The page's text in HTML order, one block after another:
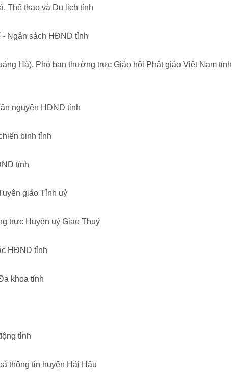
Thể thao và Du lịch tỉnh
Ngân sách HĐND tỉnh
Hà), Phó ban thường trực Giáo hội Phật giáo Việt Nam tỉnh
nguyện HĐND tỉnh
binh tỉnh
tỉnh
giáo Tỉnh uỷ
trực Huyện uỷ Giao Thuỷ
HĐND tỉnh
khoa tỉnh
tỉnh
thông tin huyện Hải Hậu